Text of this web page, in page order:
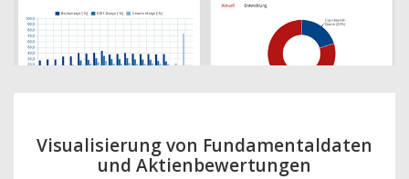
Visualisierung von Fundamentaldaten
und Aktienbewertungen